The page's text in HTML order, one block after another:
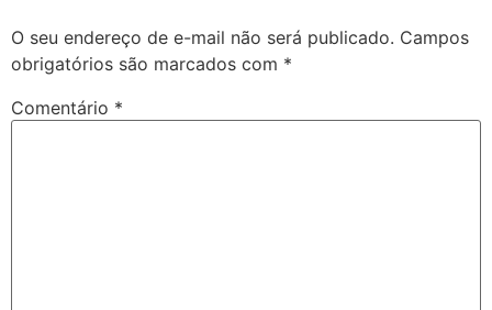
O seu endereço de e-mail não será publicado. Campos
obrigatórios são marcados com *
Comentário *